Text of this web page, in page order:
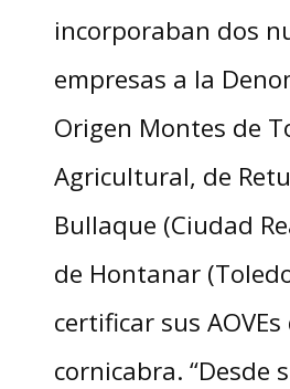
incorporaban dos
empresas a la
Origen Montes de
Agricultural, de
Bullaque (Ciudad
de Hontanar
certificar sus
cornicabra. “Desde